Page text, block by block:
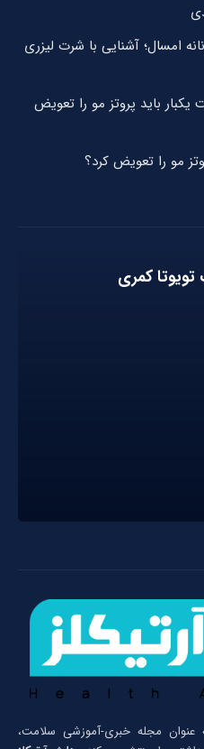
امسال؛ آشنایی با شرت لیزری
باید پروتز مو را تعویض
مو را تعویض کرد؟
سال 1396 به عنوان مجله خبری-آموزشی سلامت،